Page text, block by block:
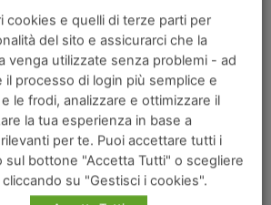
alla presenza di vitamina K,
dai danni cerebrali e dallo
correlate.
elementi attivi contenuti nei
esplicata, questi devono
possibilmente consumati
cookies e quelli di terze parti per
del sito e assicurarci che la
venga utilizzate senza problemi - ad
processo di login più semplice e
le frodi, analizzare e ottimizzare il
la tua esperienza in base a
per te. Puoi accettare tutti i
sul bottone "Accetta Tutti" o scegliere
su "Gestisci i cookies".